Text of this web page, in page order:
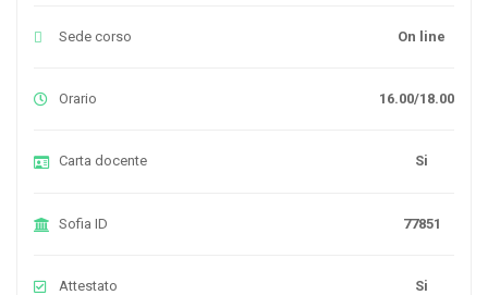
Sede corso On line
Orario 16.00/18.00
Carta docente Si
Sofia ID 77851
Attestato Si